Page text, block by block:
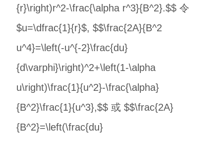
{r}\right)r^2-\frac{\alpha r^3}{B^2}.$$ 令
$u=\dfrac{1}{r}$, $$\frac{2A}{B^2
u^4}=\left(-u^{-2}\frac{du}
{d\varphi}\right)^2+\left(1-\alpha
u\right)\frac{1}{u^2}-\frac{\alpha}
{B^2}\frac{1}{u^3},$$ 或 $$\frac{2A}
{B^2}=\left(\frac{du}